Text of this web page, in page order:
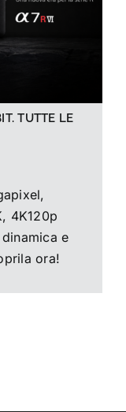
TUTTE LE
4K120p
e
ora!